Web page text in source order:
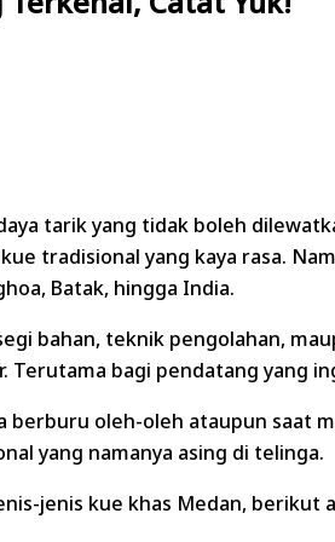
tarik yang tidak boleh
tradisional yang kaya rasa.
Batak, hingga India.
bahan, teknik pengolahan,
bagi pendatang yang
oleh-oleh ataupun saat
yang namanya asing di telinga.
jenis kue khas Medan, berikut